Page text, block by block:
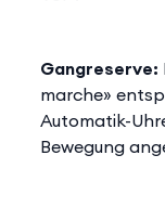
Gangreserve:
marche»
Automatik-
Bewegung